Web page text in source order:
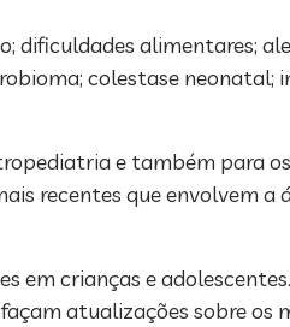
dificuldades alimentares;
colestase neonatal;
e também para
recentes que envolvem a
em crianças e
atualizações sobre os